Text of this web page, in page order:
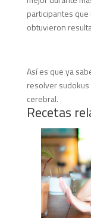
participantes
obtuvieron
Así es que ya
resolver sudokus
cerebral.
Recetas